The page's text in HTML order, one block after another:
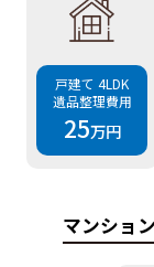
戸建て 4LDK
遺品整理費用
25万円
マンショ